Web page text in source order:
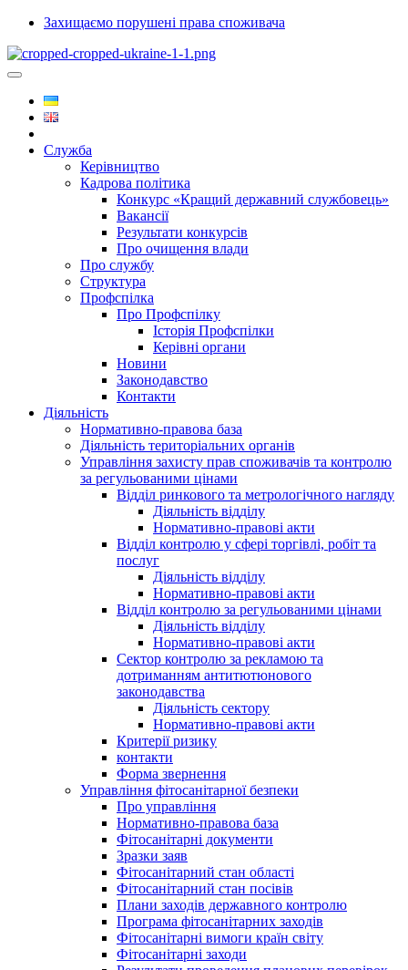
Захищаємо порушені права споживача
Служба
Керівництво
Кадрова політика
Конкурс «Кращий державний службовець»
Вакансії
Результати конкурсів
Про очищення влади
Про службу
Структура
Профспілка
Про Профспілку
Історія Профспілки
Керівні органи
Новини
Законодавство
Контакти
Діяльність
Нормативно-правова база
Діяльність територіальних органів
Управління захисту прав споживачів та контролю
за регульованими цінами
Відділ ринкового та метрологічного нагляду
Діяльність відділу
Нормативно-правові акти
Відділ контролю у сфері торгівлі, робіт та
послуг
Діяльність відділу
Нормативно-правові акти
Відділ контролю за регульованими цінами
Діяльність відділу
Нормативно-правові акти
Сектор контролю за рекламою та
дотриманням антитютюнового
законодавства
Діяльність сектору
Нормативно-правові акти
Критерії ризику
контакти
Форма звернення
Управління фітосанітарної безпеки
Про управління
Нормативно-правова база
Фітосанітарні документи
Зразки заяв
Фітосанітарний стан області
Фітосанітарний стан посівів
Плани заходів державного контролю
Програма фітосанітарних заходів
Фітосанітарні вимоги країн світу
Фітосанітарні заходи